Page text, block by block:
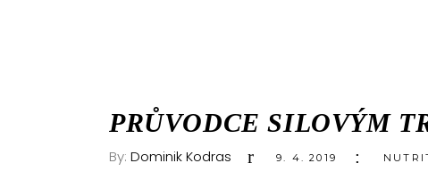
PRŮVODCE SILOVÝM
By: Dominik Kodras 9. 4. 2019